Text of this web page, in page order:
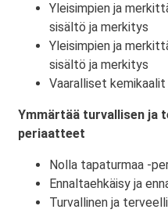
Yleisimpien ja
sisältö ja merkitys
Yleisimpien ja
sisältö ja merkitys
Vaaralliset
Ymmärtää turvallisen ja
periaatteet
Nolla tapaturmaa -
Ennaltaehkäisy ja
Turvallinen ja